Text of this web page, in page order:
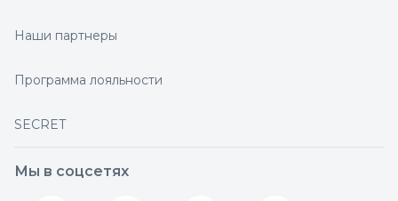
Наши партнеры
Программа лояльности
SECRET
Мы в соцсетях